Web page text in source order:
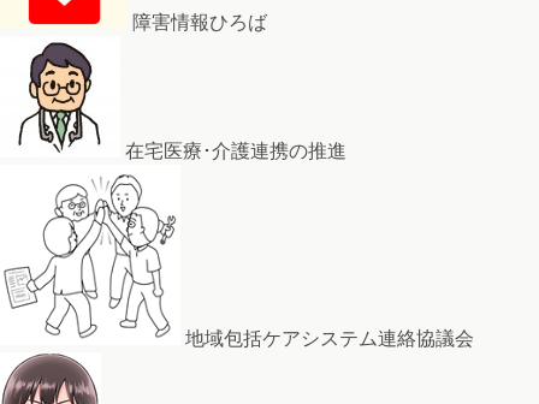
障害情報ひろば
在宅医療･介護連携の推進
地域包括ケアシステム連絡協議会